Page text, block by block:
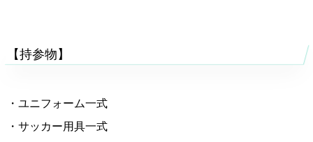
【持参物】
・ユニフォーム一式
・サッカー用具一式